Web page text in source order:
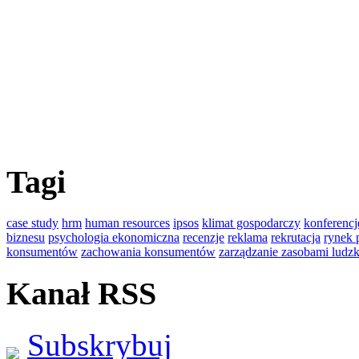
Tagi
case study hrm human resources ipsos klimat gospodarczy
biznesu psychologia ekonomiczna recenzje reklama rekrutacja rynek
konsumentów zachowania konsumentów zarządzanie zasobami
Kanał RSS
Subskrybuj